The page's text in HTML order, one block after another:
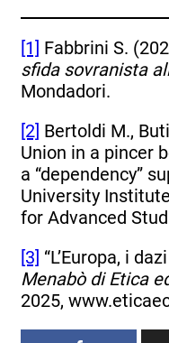
[1] Fabbrini S.
sfida sovranista
Mondadori.
[2] Bertoldi M.,
Union in a pincer
a “dependency”
University
for Advanced
[3] “L’Europa, i
Menabò di Etica
2025,